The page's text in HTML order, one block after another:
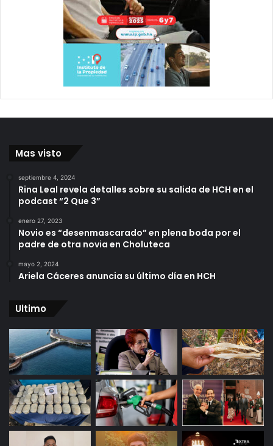
Mas visto
septiembre 4, 2024
Rina Leal revela detalles sobre su salida de HCH en el
podcast “2 Que 3”
enero 27, 2023
Novio es “desenmascarado” en plena boda por el
padre de otra novia en Choluteca
mayo 2, 2024
Ariela Cáceres anuncia su último día en HCH
Ultimo